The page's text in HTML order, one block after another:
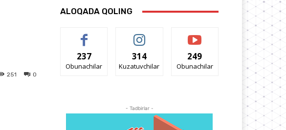
0
251
ALOQADA QOLING
237
Obunachilar
314
Kuzatuvchilar
249
Obunachilar
- Tadbirlar -